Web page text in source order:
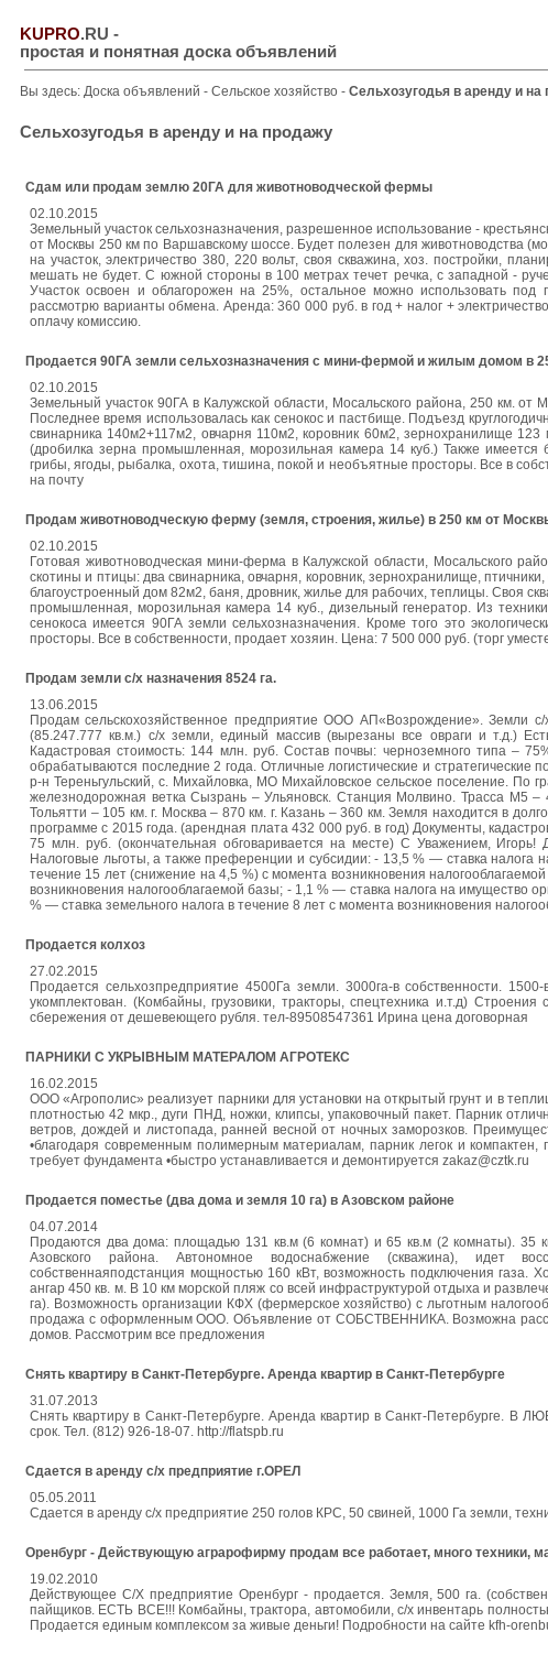
KUPRO.RU -
простая и понятная доска объявлений
Вы здесь: Доска объявлений - Сельское хозяйство - Сельхозугодья в аренду и на
Сельхозугодья в аренду и на продажу
Сдам или продам землю 20ГА для животноводческой фермы
02.10.2015
Земельный участок сельхозназначения, разрешенное использование -
от Москвы 250 км по Варшавскому шоссе. Будет полезен для животноводства
на участок, электричество 380, 220 вольт, своя скважина, хоз. постройки,
мешать не будет. С южной стороны в 100 метрах течет речка, с западной -
Участок освоен и облагорожен на 25%, остальное можно использовать
рассмотрю варианты обмена. Аренда: 360 000 руб. в год + налог +
оплачу комиссию.
Продается 90ГА земли сельхозназначения с мини-фермой и жилым домом в
02.10.2015
Земельный участок 90ГА в Калужской области, Мосальского района, 250 км.
Последнее время использовалась как сенокос и пастбище. Подъезд
свинарника 140м2+117м2, овчарня 110м2, коровник 60м2, зернохранилище
(дробилка зерна промышленная, морозильная камера 14 куб.) Также
грибы, ягоды, рыбалка, охота, тишина, покой и необъятные просторы. Все в
на почту
Продам животноводческую ферму (земля, строения, жилье) в 250 км от
02.10.2015
Готовая животноводческая мини-ферма в Калужской области, Мосальского
скотины и птицы: два свинарника, овчарня, коровник, зернохранилище,
благоустроенный дом 82м2, баня, дровник, жилье для рабочих, теплицы. Своя
промышленная, морозильная камера 14 куб., дизельный генератор. Из
сенокоса имеется 90ГА земли сельхозназначения. Кроме того это
просторы. Все в собственности, продает хозяин. Цена: 7 500 000 руб. (торг
Продам земли с/х назначения 8524 га.
13.06.2015
Продам сельскохозяйственное предприятие ООО АП«Возрождение». Земли
(85.247.777 кв.м.) с/х земли, единый массив (вырезаны все овраги и т.д.)
Кадастровая стоимость: 144 млн. руб. Состав почвы: черноземного типа –
обрабатываются последние 2 года. Отличные логистические и стратегические
р-н Тереньгульский, с. Михайловка, МО Михайловское сельское поселение. По
железнодорожная ветка Сызрань – Ульяновск. Станция Молвино. Трасса М5
Тольятти – 105 км. г. Москва – 870 км. г. Казань – 360 км. Земля находится в
программе с 2015 года. (арендная плата 432 000 руб. в год) Документы,
75 млн. руб. (окончательная обговаривается на месте) С Уважением,
Налоговые льготы, а также преференции и субсидии: - 13,5 % — ставка
течение 15 лет (снижение на 4,5 %) с момента возникновения
возникновения налогооблагаемой базы; - 1,1 % — ставка налога на имущество
% — ставка земельного налога в течение 8 лет с момента возникновения
Продается колхоз
27.02.2015
Продается сельхозпредприятие 4500Га земли. 3000га-в собственности.
укомплектован. (Комбайны, грузовики, тракторы, спецтехника и.т.д)
сбережения от дешевеющего рубля. тел-89508547361 Ирина цена договорная
ПАРНИКИ С УКРЫВНЫМ МАТЕРАЛОМ АГРОТЕКС
16.02.2015
ООО «Агрополис» реализует парники для установки на открытый грунт и в
плотностью 42 мкр., дуги ПНД, ножки, клипсы, упаковочный пакет. Парник
ветров, дождей и листопада, ранней весной от ночных заморозков.
•благодаря современным полимерным материалам, парник легок и
требует фундамента •быстро устанавливается и демонтируется zakaz@cztk.ru
Продается поместье (два дома и земля 10 га) в Азовском районе
04.07.2014
Продаются два дома: площадью 131 кв.м (6 комнат) и 65 кв.м (2 комнаты). 35
Азовского района. Автономное водоснабжение (скважина), идет
собственнаяподстанция мощностью 160 кВт, возможность подключения газа.
ангар 450 кв. м. В 10 км морской пляж со всей инфраструктурой отдыха и
га). Возможность организации КФХ (фермерское хозяйство) с льготным
продажа с оформленным ООО. Объявление от СОБСТВЕННИКА. Возможна
домов. Рассмотрим все предложения
Снять квартиру в Санкт-Петербурге. Аренда квартир в Санкт-Петербурге
31.07.2013
Снять квартиру в Санкт-Петербурге. Аренда квартир в Санкт-
срок. Тел. (812) 926-18-07. http://flatspb.ru
Сдается в аренду с/х предприятие г.ОРЕЛ
05.05.2011
Сдается в аренду с/х предприятие 250 голов КРС, 50 свиней, 1000 Га земли,
Оренбург - Действующую аграрофирму продам все работает, много техники,
19.02.2010
Действующее С/Х предприятие Оренбург - продается. Земля, 500 га.
пайщиков. ЕСТЬ ВСЕ!!! Комбайны, трактора, автомобили, с/х инвентарь
Продается единым комплексом за живые деньги! Подробности на сайте kfh-